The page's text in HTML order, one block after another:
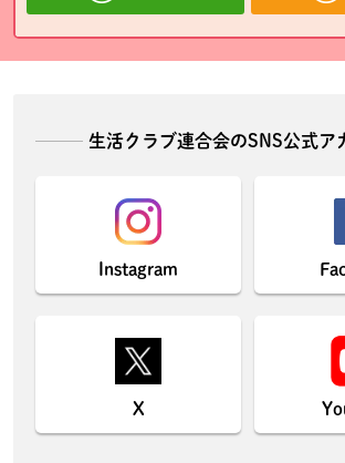
生活クラブ連合会のSNS公式ア
Instagram
X